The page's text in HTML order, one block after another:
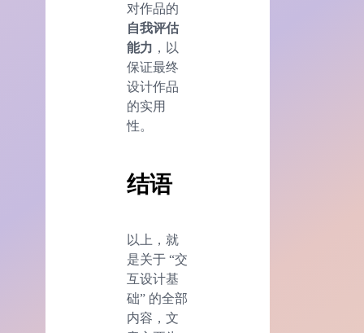
对作品的
自我评估
能力 ，以
保证最终
设计作品
的实用
性。
结语
以上，就
是关于 “交
互设计基
础” 的全部
内容，文